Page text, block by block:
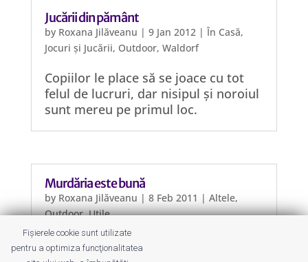
Jucării din pământ
by Roxana Jilăveanu | 9 Jan 2012| În Casă,
Jocuri și Jucării, Outdoor, Waldorf
Copiilor le place să se joace cu tot
felul de lucruri, dar nisipul și noroiul
sunt mereu pe primul loc.
Murdăria este bună
by Roxana Jilăveanu | 8 Feb 2011 | Altele,
Outdoor,Utile
La propriu, mai multe studii au
Fișierele cookie sunt utilizate
pentru a optimiza funcţionalitatea